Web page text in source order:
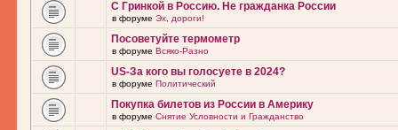
С Гринкой в Россию. Не гражданка России
в форуме Эх, дороги!
Посоветуйте термометр
в форуме Всяко-Разно
US-За кого вы голосуете в 2024?
в форуме Политический
Покупка билетов из России в Америку
в форуме Снятие Условности и Гражданство